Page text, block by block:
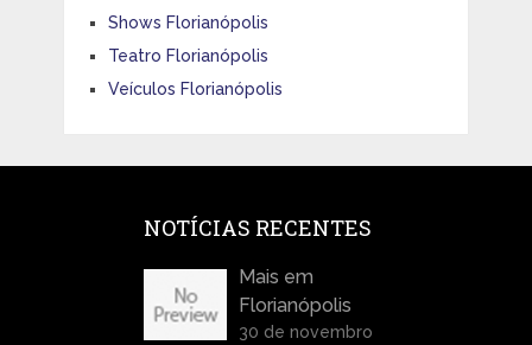
Shows Florianópolis
Teatro Florianópolis
Veículos Florianópolis
NOTÍCIAS RECENTES
Mais em
Florianópolis
30 de novembro